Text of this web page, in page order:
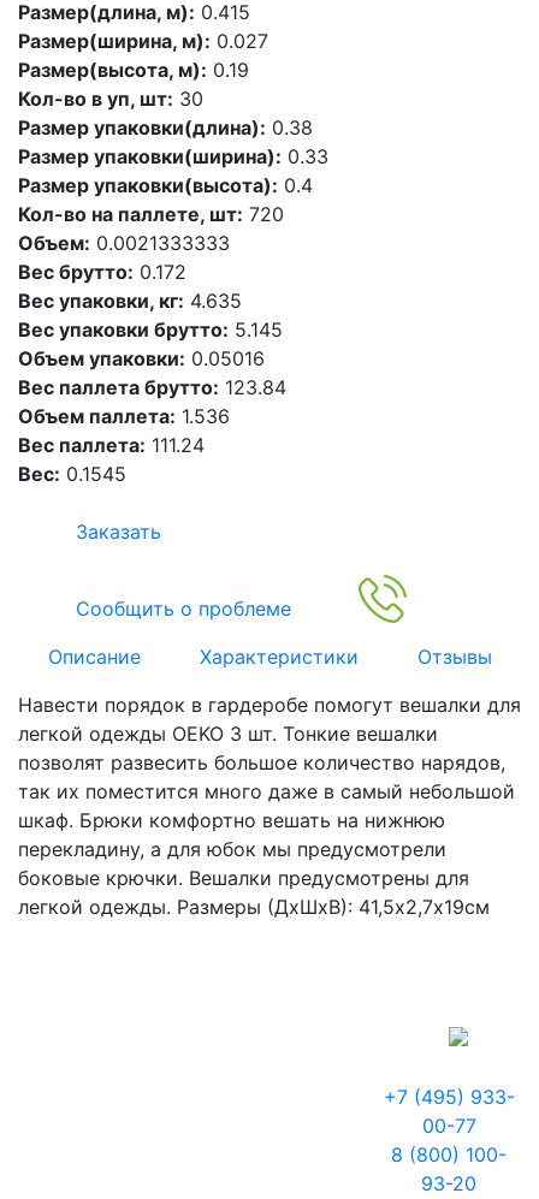
Размер(длина, м): 0.415
Размер(ширина, м): 0.027
Размер(высота, м): 0.19
Кол-во в уп, шт: 30
Размер упаковки(длина): 0.38
Размер упаковки(ширина): 0.33
Размер упаковки(высота): 0.4
Кол-во на паллете, шт: 720
Объем: 0.0021333333
Вес брутто: 0.172
Вес упаковки, кг: 4.635
Вес упаковки брутто: 5.145
Объем упаковки: 0.05016
Вес паллета брутто: 123.84
Объем паллета: 1.536
Вес паллета: 111.24
Вес: 0.1545
Заказать
Сообщить о проблеме
Описание
Характеристики
Отзывы
Навести порядок в гардеробе помогут вешалки для
легкой одежды OEKO 3 шт. Тонкие вешалки
позволят развесить большое количество нарядов,
так их поместится много даже в самый небольшой
шкаф. Брюки комфортно вешать на нижнюю
перекладину, а для юбок мы предусмотрели
боковые крючки. Вешалки предусмотрены для
легкой одежды. Размеры (ДхШхВ): 41,5х2,7х19см
+7 (495) 933-
00-77
8 (800) 100-
93-20